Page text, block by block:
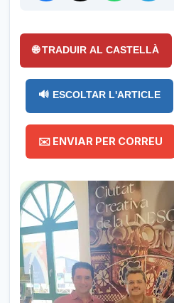
🌐 TRADUIR AL CASTELLÀ
🔊 ESCOLTAR L'ARTICLE
✉️ ENVIAR PER CORREU